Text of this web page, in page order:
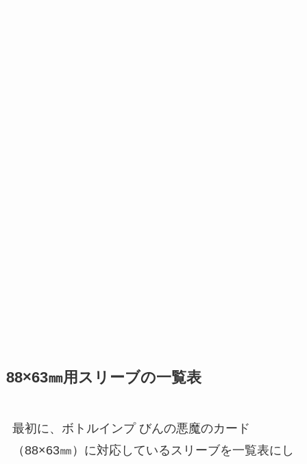
88×63㎜用スリーブの一覧表
最初に、ボトルインプ びんの悪魔のカード
（88×63㎜）に対応しているスリーブを一覧表にし